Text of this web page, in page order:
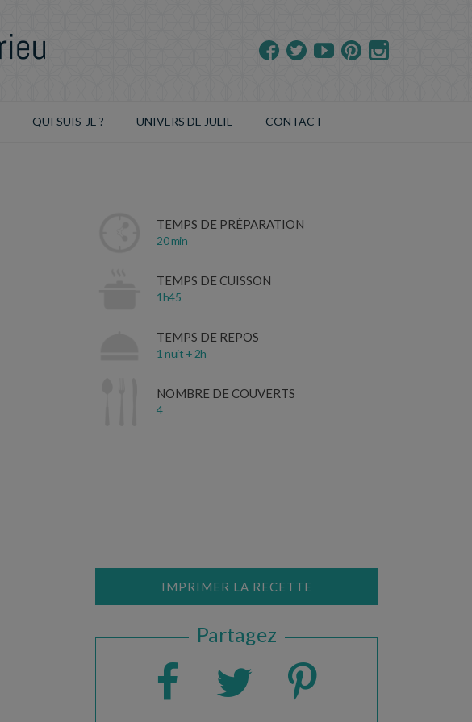
QUI SUIS-JE ? UNIVERS DE JULIE CONTACT
TEMPS DE PRÉPARATION
20 min
TEMPS DE CUISSON
1h45
TEMPS DE REPOS
1 nuit + 2h
NOMBRE DE COUVERTS
4
IMPRIMER LA RECETTE
Partagez